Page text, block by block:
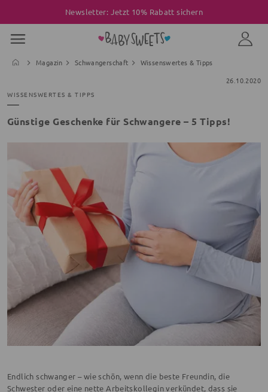
Newsletter: Jetzt 10% Rabatt sichern
Magazin Schwangerschaft
Wissenswertes & Tipps
26.10.2020
WISSENSWERTES & TIPPS
Günstige Geschenke für Schwangere – 5 Tipps!
Endlich schwanger – wie schön, wenn die beste Freundin, die
Schwester oder eine nette Arbeitskollegin verkündet, dass sie